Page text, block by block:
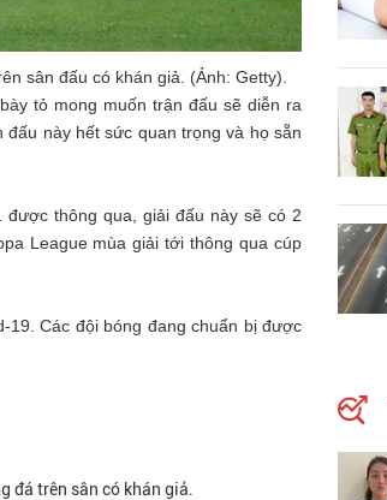
sân đấu có khán giả. (Ảnh: Getty).
tỏ mong muốn trận đấu sẽ diễn ra
đấu này hết sức quan trọng và họ sẵn
thông qua, giải đấu này sẽ có 2
League mùa giải tới thông qua cúp
19. Các đội bóng đang chuẩn bị được
đá trên sân có khán giả.